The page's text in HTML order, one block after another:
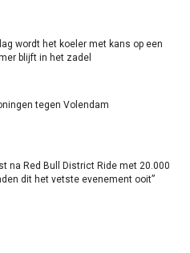
wordt het koeler met kans op een
blijft in het zadel
tegen Volendam
na Red Bull District Ride met 20.000
dit het vetste evenement ooit”